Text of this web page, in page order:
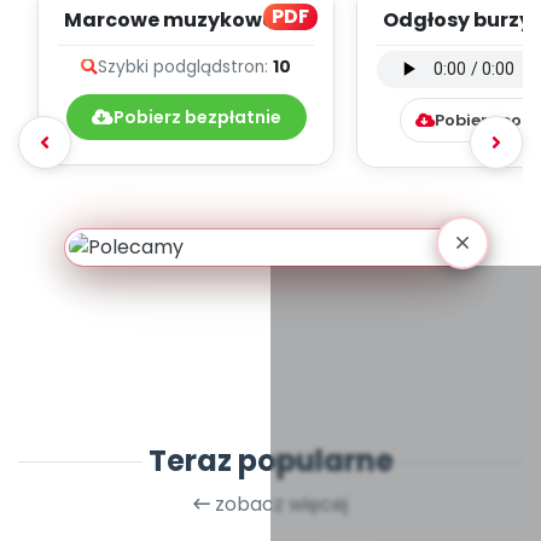
PDF
Marcowe muzykowanie
Szybki podglądstron: 10
Pobierz bezpłatnie
Odgłosy burzy
Pobierz
Teraz popularne
zobacz więcej